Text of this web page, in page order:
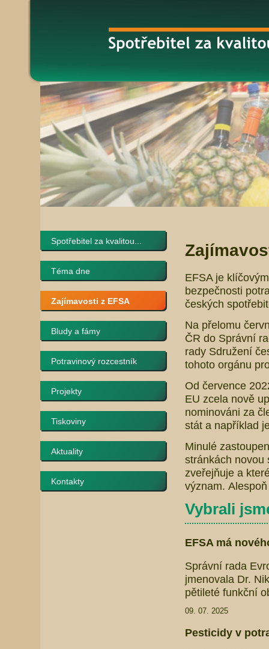
Spotřebitel za kvalitou...
Téma dne
Zajímavosti z EFSA
Bludy a fámy
Potravinový rozcestník
Projekty
Tiskoviny
Aktuality
Kontakty
EFSA je
bezpečnosti
českých
Na přelomu
ČR do Správní
rady Sdružení
tohoto orgánu
Od července
EU zcela nově
nominováni za
stát a například
Minulé
stránkách novou
zveřejňuje a
význam.
Vybrali
EFSA má
Správní rada
jmenovala Dr.
pětileté funkční
09. 07. 2025
Pesticidy v